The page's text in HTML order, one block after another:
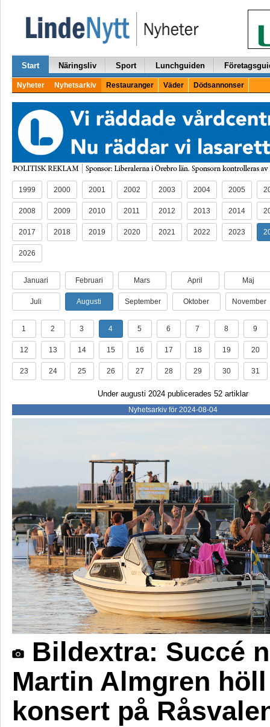
Start Näringsliv Sport Lunchguiden
Nyheter Nyhetsarkiv Restauranger Väder Dödsannonser
1999 2000 2001 2002 2003 2004 2005
2008 2009 2010 2011 2012 2013 2014
2017 2018 2019 2020 2021 2022 2023
2026
Januari Februari Mars April Maj
Juli Augusti September Oktober November
1 2 3 4 5 6 7 8 9
12 13 14 15 16 17 18 19 20
23 24 25 26 27 28 29 30 31
Under augusti 2024 publicerades 52 artiklar
Nyhetsarkiv för 2024-08-04
Bildextra: Succé
Martin Almgren höll
konsert på